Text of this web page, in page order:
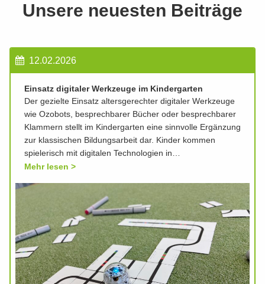
Unsere neuesten Beiträge
12.02.2026
Einsatz digitaler Werkzeuge im Kindergarten
Der gezielte Einsatz altersgerechter digitaler Werkzeuge
wie Ozobots, besprechbarer Bücher oder besprechbarer
Klammern stellt im Kindergarten eine sinnvolle Ergänzung
zur klassischen Bildungsarbeit dar. Kinder kommen
spielerisch mit digitalen Technologien in…
Mehr lesen